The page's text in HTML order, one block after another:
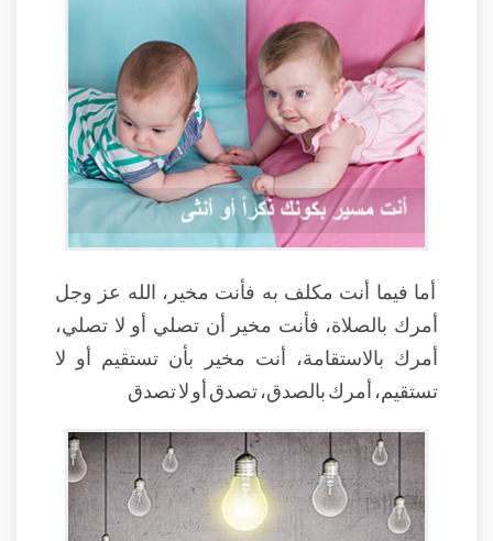
أما فيما أنت مكلف به فأنت مخير، الله عز وجل
أمرك بالصلاة، فأنت مخير أن تصلي أو لا تصلي،
أمرك بالاستقامة، أنت مخير بأن تستقيم أو لا
تستقيم، أمرك بالصدق، تصدق أو لا تصدق